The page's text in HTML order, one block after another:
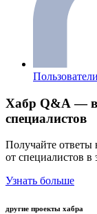
Пользователи
Хабр Q&A —
специалистов
Получайте ответы
от специалистов в
Узнать больше
другие проекты хабра